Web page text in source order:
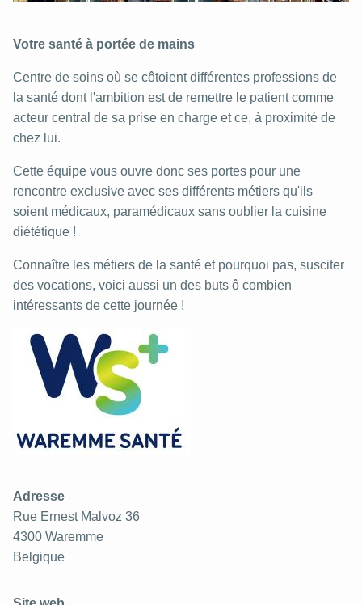
Votre santé à portée de mains
Centre de soins où se côtoient différentes professions de
la santé dont l'ambition est de remettre le patient comme
acteur central de sa prise en charge et ce, à proximité de
chez lui.
Cette équipe vous ouvre donc ses portes pour une
rencontre exclusive avec ses différents métiers qu'ils
soient médicaux, paramédicaux sans oublier la cuisine
diététique !
Connaître les métiers de la santé et pourquoi pas, susciter
des vocations, voici aussi un des buts ô combien
intéressants de cette journée !
Adresse
Rue Ernest Malvoz 36
4300 Waremme
Belgique